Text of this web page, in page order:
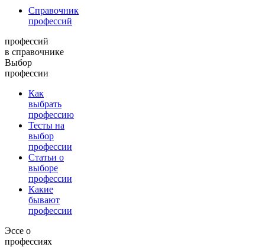
Справочник
профессий
профессий
в справочнике
Выбор
профессии
Как
выбрать
профессию
Тесты на
выбор
профессии
Статьи о
выборе
профессии
Какие
бывают
профессии
Эссе о
профессиях